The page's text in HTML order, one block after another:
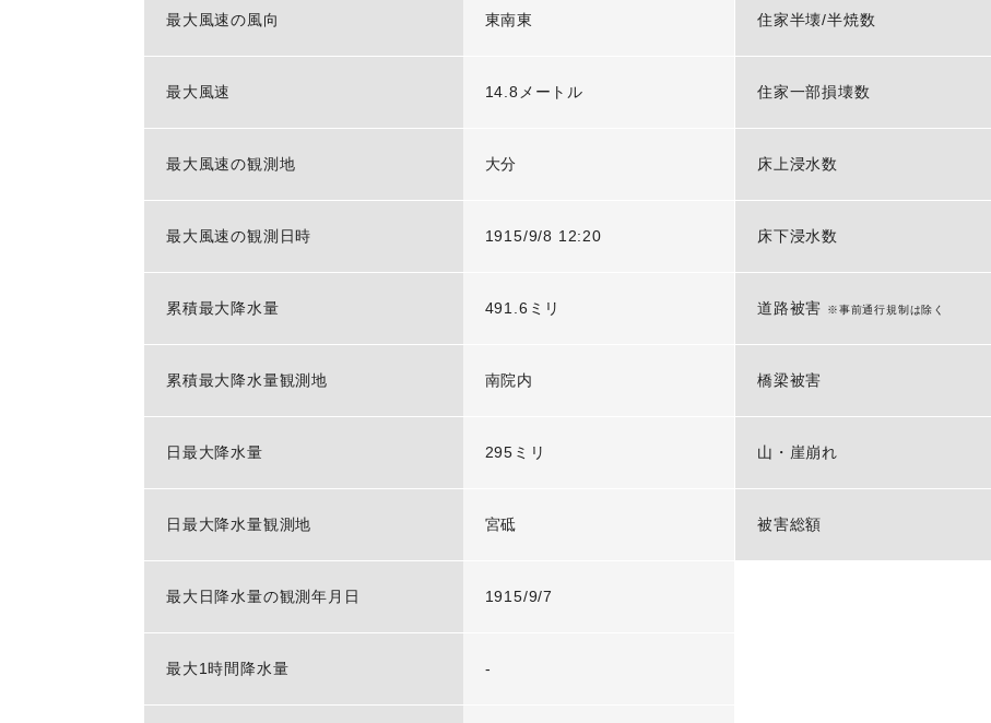
最大風速の風向 東南東
最大風速 14.8メートル
最大風速の観測地 大分
最大風速の観測日時 1915/9/8 12:20
累積最大降水量 491.6ミリ
累積最大降水量観測地 南院内
日最大降水量 295ミリ
日最大降水量観測地 宮砥
最大日降水量の観測年月日 1915/9/7
最大1時間降水量 -
住家半壊/半焼数
住家一部損壊数
床上浸水数
床下浸水数
道路被害 ※事前通行規制は除く
橋梁被害
山・崖崩れ
被害総額